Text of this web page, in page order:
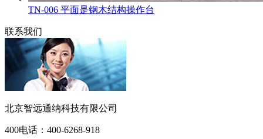
TN-006 平面是钢木结构操作台
联系我们
北京智远通纳科技有限公司
400电话： 400-6268-918